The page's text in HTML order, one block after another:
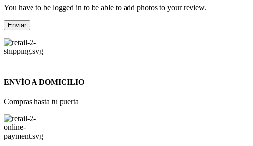
You have to be logged in to be able to add photos to your review.
ENVÍO A DOMICILIO
Compras hasta tu puerta